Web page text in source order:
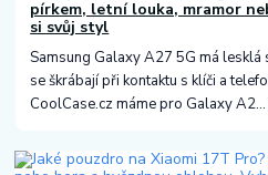
pírkem, letní louka, mramor
si svůj styl
Samsung Galaxy A27 5G má lesklá
se škrábají při kontaktu s klíči a
CoolCase.cz máme pro Galaxy